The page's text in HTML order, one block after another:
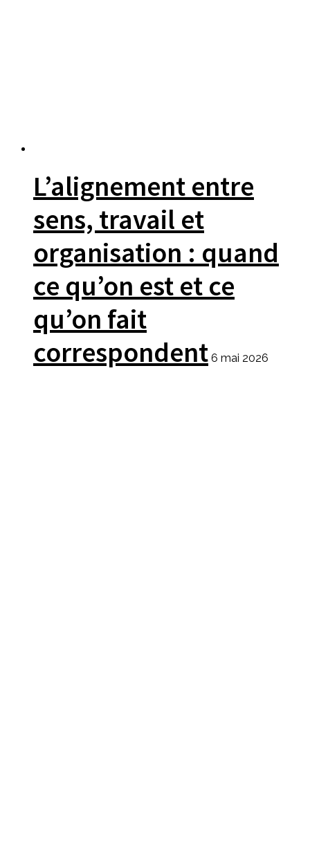
L’alignement entre
sens, travail et
organisation : quand
ce qu’on est et ce
qu’on fait
correspondent 6 mai 2026